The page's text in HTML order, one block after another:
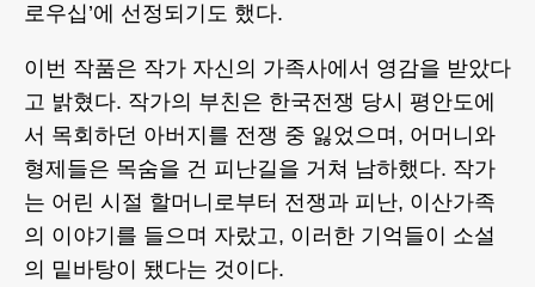
로우십’에 선정되기도 했다.
이번 작품은 작가 자신의 가족사에서 영감을 받았다
고 밝혔다. 작가의 부친은 한국전쟁 당시 평안도에
서 목회하던 아버지를 전쟁 중 잃었으며, 어머니와
형제들은 목숨을 건 피난길을 거쳐 남하했다. 작가
는 어린 시절 할머니로부터 전쟁과 피난, 이산가족
의 이야기를 들으며 자랐고, 이러한 기억들이 소설
의 밑바탕이 됐다는 것이다.